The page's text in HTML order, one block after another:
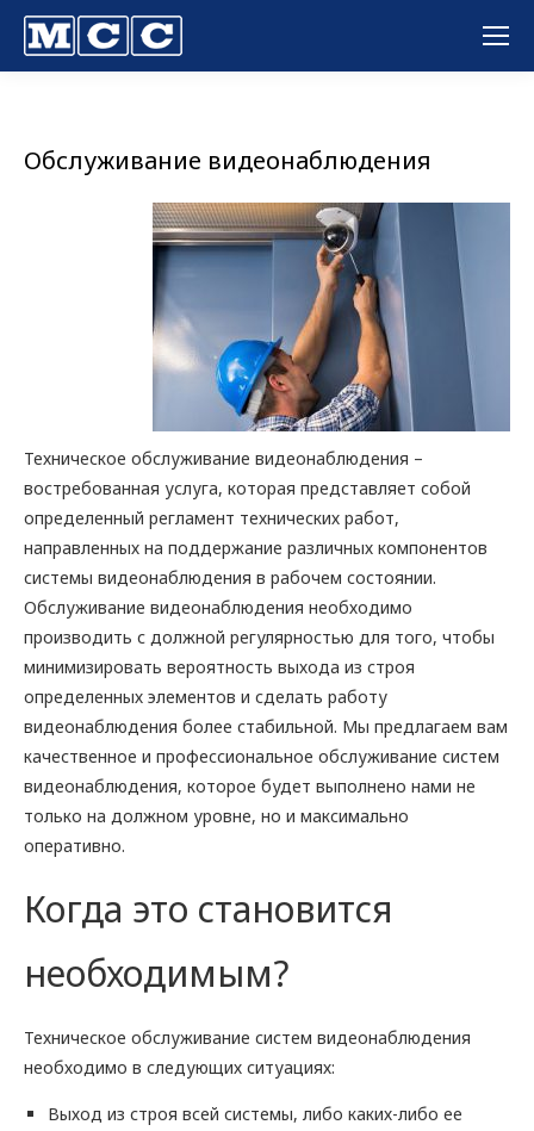
Обслуживание видеонаблюдения
Техническое обслуживание видеонаблюдения –
востребованная услуга, которая представляет собой
определенный регламент технических работ,
направленных на поддержание различных компонентов
системы видеонаблюдения в рабочем состоянии.
Обслуживание видеонаблюдения необходимо
производить с должной регулярностью для того, чтобы
минимизировать вероятность выхода из строя
определенных элементов и сделать работу
видеонаблюдения более стабильной. Мы предлагаем вам
качественное и профессиональное обслуживание систем
видеонаблюдения, которое будет выполнено нами не
только на должном уровне, но и максимально
оперативно.
Когда это становится
необходимым?
Техническое обслуживание систем видеонаблюдения
необходимо в следующих ситуациях:
Выход из строя всей системы, либо каких-либо ее